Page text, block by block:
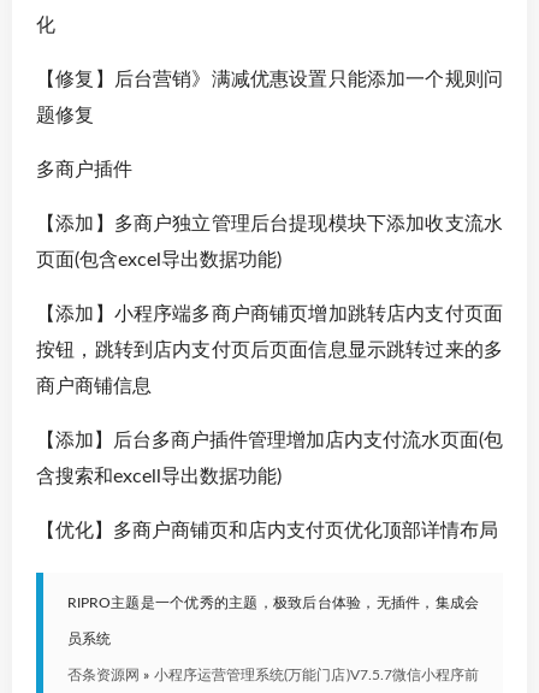
化
【修复】后台营销》满减优惠设置只能添加一个规则问
题修复
多商户插件
【添加】多商户独立管理后台提现模块下添加收支流水
页面(包含excel导出数据功能)
【添加】小程序端多商户商铺页增加跳转店内支付页面
按钮，跳转到店内支付页后页面信息显示跳转过来的多
商户商铺信息
【添加】后台多商户插件管理增加店内支付流水页面(包
含搜索和excell导出数据功能)
【优化】多商户商铺页和店内支付页优化顶部详情布局
RIPRO主题是一个优秀的主题，极致后台体验，无插件，集成会
员系统
否条资源网 » 小程序运营管理系统(万能门店)V7.5.7微信小程序前